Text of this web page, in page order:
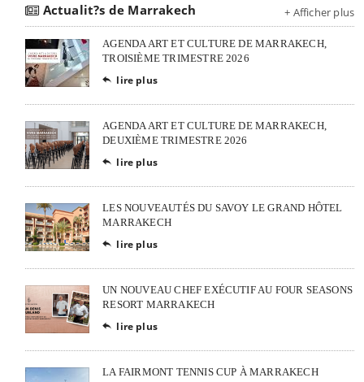
Actualit?s de Marrakech + Afficher plus
AGENDA ART ET CULTURE DE MARRAKECH,
TROISIÈME TRIMESTRE 2026
 lire plus
AGENDA ART ET CULTURE DE MARRAKECH,
DEUXIÈME TRIMESTRE 2026
 lire plus
LES NOUVEAUTÉS DU SAVOY LE GRAND HÔTEL
MARRAKECH
 lire plus
UN NOUVEAU CHEF EXÉCUTIF AU FOUR SEASONS
RESORT MARRAKECH
 lire plus
LA FAIRMONT TENNIS CUP À MARRAKECH